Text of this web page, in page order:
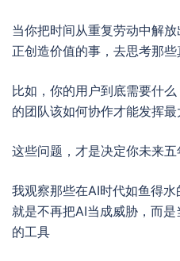
当你把时间从重复劳动中解
正创造价值的事，去思考那
比如，你的用户到底需要什
的团队该如何协作才能发挥最
这些问题，才是决定你未来
我观察那些在AI时代如鱼得水
就是不再把AI当成威胁，而
的工具